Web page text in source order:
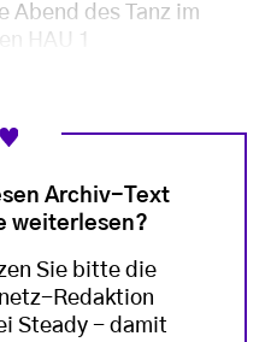
Abend des Tanz im
HAU 1
Archiv-Text
weiterlesen?
Sie bitte die
Redaktion
Steady - damit